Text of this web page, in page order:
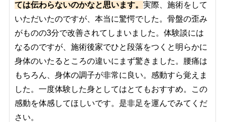
ては伝わらないのかなと思います。 実際、施術をして
いただいたのですが、本当に驚愕でした。骨盤の歪み
がものの3分で改善されてしまいました。体験談には
なるのですが、施術後家でひと段落をつくと明らかに
身体のいたるところの違いにまず驚きました。腰痛は
もちろん、身体の調子が非常に良い。感動すら覚えま
した。一度体験した身としてはとてもおすすめ。この
感動を体感してほしいです。是非足を運んでみてくだ
さい。